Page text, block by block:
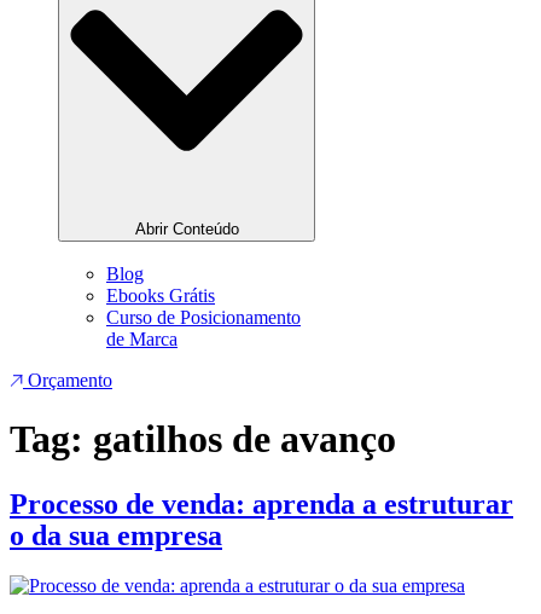
Abrir Conteúdo
Blog
Ebooks Grátis
Curso de Posicionamento
de Marca
Orçamento
Tag: gatilhos de avanço
Processo de venda: aprenda a estruturar
o da sua empresa